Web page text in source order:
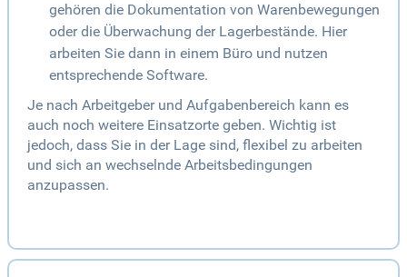
gehören die Dokumentation von Warenbewegungen
oder die Überwachung der Lagerbestände. Hier
arbeiten Sie dann in einem Büro und nutzen
entsprechende Software.
Je nach Arbeitgeber und Aufgabenbereich kann es
auch noch weitere Einsatzorte geben. Wichtig ist
jedoch, dass Sie in der Lage sind, flexibel zu arbeiten
und sich an wechselnde Arbeitsbedingungen
anzupassen.